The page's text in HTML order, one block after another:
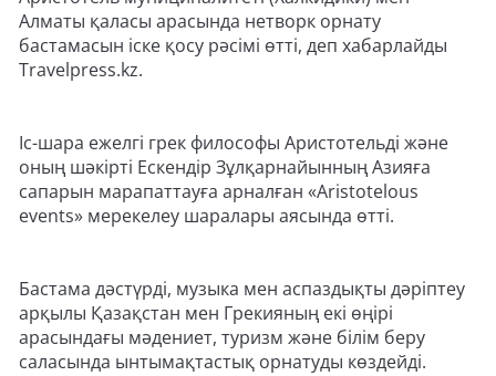
Алматы қаласы арасында нетворк орнату
бастамасын іске қосу рәсімі өтті, деп хабарлайды
Travelpress.kz.
Іс-шара ежелгі грек философы Аристотельді және
оның шәкірті Ескендір Зұлқарнайынның Азияға
сапарын марапаттауға арналған «Aristotelous
events» мерекелеу шаралары аясында өтті.
Бастама дәстүрді, музыка мен аспаздықты дәріптеу
арқылы Қазақстан мен Грекияның екі өңірі
арасындағы мәдениет, туризм және білім беру
саласында ынтымақтастық орнатуды көздейді.